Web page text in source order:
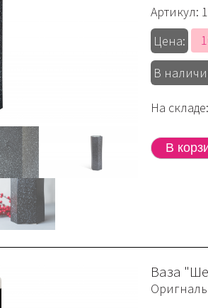
Артикул:
Цена:
В
На
Ваза